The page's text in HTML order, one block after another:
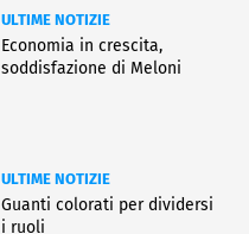
ULTIME NOTIZIE
Economia in crescita,
soddisfazione di Meloni
ULTIME NOTIZIE
Guanti colorati per dividersi
i ruoli